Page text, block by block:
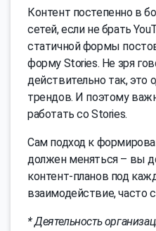
Контент постепенно в
сетей, если не брать
статичной формы
форму Stories. Не зря
действительно так, это
трендов. И поэтому
работать со Stories.
Сам подход к
должен меняться – вы
контент-планов под
взаимодействие, часто
* Деятельность